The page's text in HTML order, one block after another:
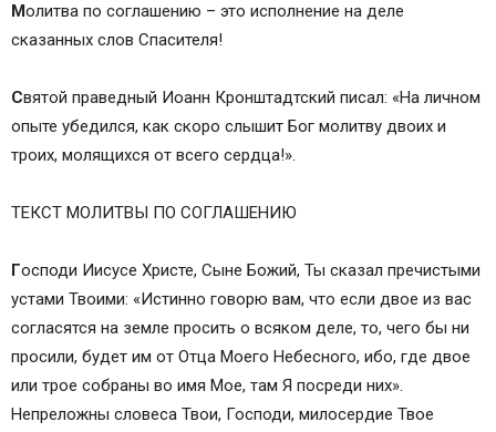
Молитва по соглашению – это исполнение на деле
сказанных слов Спасителя!
Святой праведный Иоанн Кронштадтский писал: «На личном
опыте убедился, как скоро слышит Бог молитву двоих и
троих, молящихся от всего сердца!».
ТЕКСТ МОЛИТВЫ ПО СОГЛАШЕНИЮ
Господи Иисусе Христе, Сыне Божий, Ты сказал пречистыми
устами Твоими: «Истинно говорю вам, что если двое из вас
согласятся на земле просить о всяком деле, то, чего бы ни
просили, будет им от Отца Моего Небесного, ибо, где двое
или трое собраны во имя Мое, там Я посреди них».
Непреложны словеса Твои, Господи, милосердие Твое